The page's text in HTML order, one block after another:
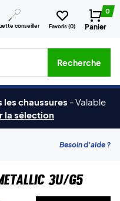
conseiller Favoris (0)
0
Panier
marques, etc.
Recherche
les chaussures -Valable
la sélection
Besoin d'aide ?
3U/G5